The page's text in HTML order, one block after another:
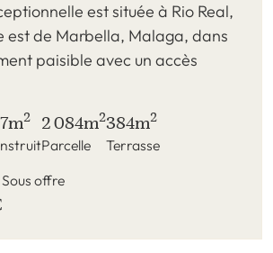
est située à Rio Real,
est de Marbella, Malaga, dans
paisible avec un accès
2 2 084m2
Parcelle
384m2
Terrasse
Sous offre